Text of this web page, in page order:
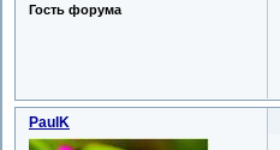
Гость форума
PaulK